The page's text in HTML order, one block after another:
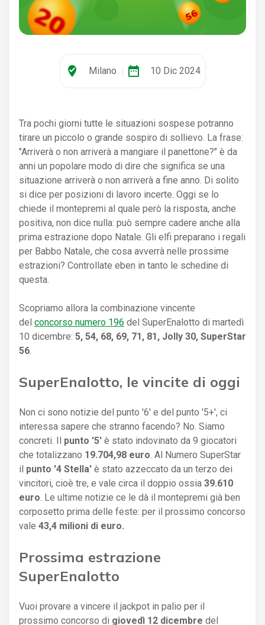
where_to_vote Milano date_range 10 Dic 2024
Tra pochi giorni tutte le situazioni sospese potranno
tirare un piccolo o grande sospiro di sollievo. La frase:
"Arriverà o non arriverà a mangiare il panettone?" è da
anni un popolare modo di dire che significa se una
situazione arriverà o non arriverà a fine anno. Di solito
si dice per posizioni di lavoro incerte. Oggi se lo
chiede il montepremi al quale però la risposta, anche
positiva, non dice nulla: può sempre cadere anche alla
prima estrazione dopo Natale. Gli elfi preparano i regali
per Babbo Natale, che cosa avverrà nelle prossime
estrazioni? Controllate eben in tanto le schedine di
questa.
Scopriamo allora la combinazione vincente
del concorso numero 196 del SuperEnalotto di martedì
10 dicembre: 5, 54, 68, 69, 71, 81, Jolly 30, SuperStar
56
SuperEnalotto, le vincite di oggi
Non ci sono notizie del punto '6' e del punto '5+', ci
interessa sapere che stranno facendo? No. Siamo
concreti. Il punto '5' è stato indovinato da 9 giocatori
che totalizzano 19.704,98 euro . Al Numero SuperStar
il punto '4 Stella' è stato azzeccato da un terzo dei
vincitori, cioè tre, e vale circa il doppio ossia 39.610
euro . Le ultime notizie ce le dà il montepremi già ben
corposetto prima delle feste: per il prossimo concorso
vale 43,4 milioni di euro.
Prossima estrazione
SuperEnalotto
Vuoi provare a vincere il jackpot in palio per il
prossimo concorso di giovedì 12 dicembre del